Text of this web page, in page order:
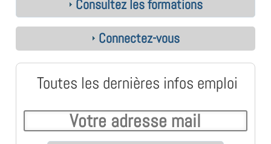
Consultez les formations
Connectez-vous
Toutes les dernières infos emploi